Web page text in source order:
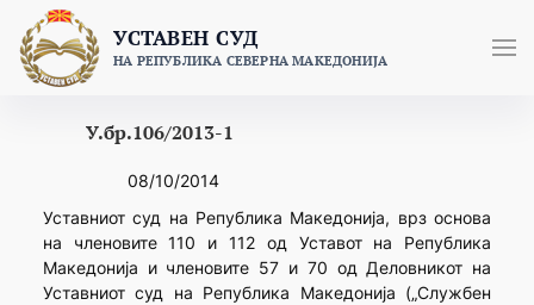
content
УСТАВЕН СУД
НА РЕПУБЛИКА СЕВЕРНА МАКЕДОНИЈА
У.бр.106/2013-1
08/10/2014
Уставниот суд на Република Македонија, врз основа
на членовите 110 и 112 од Уставот на Република
Македонија и членовите 57 и 70 од Деловникот на
Уставниот суд на Република Македонија („Службен